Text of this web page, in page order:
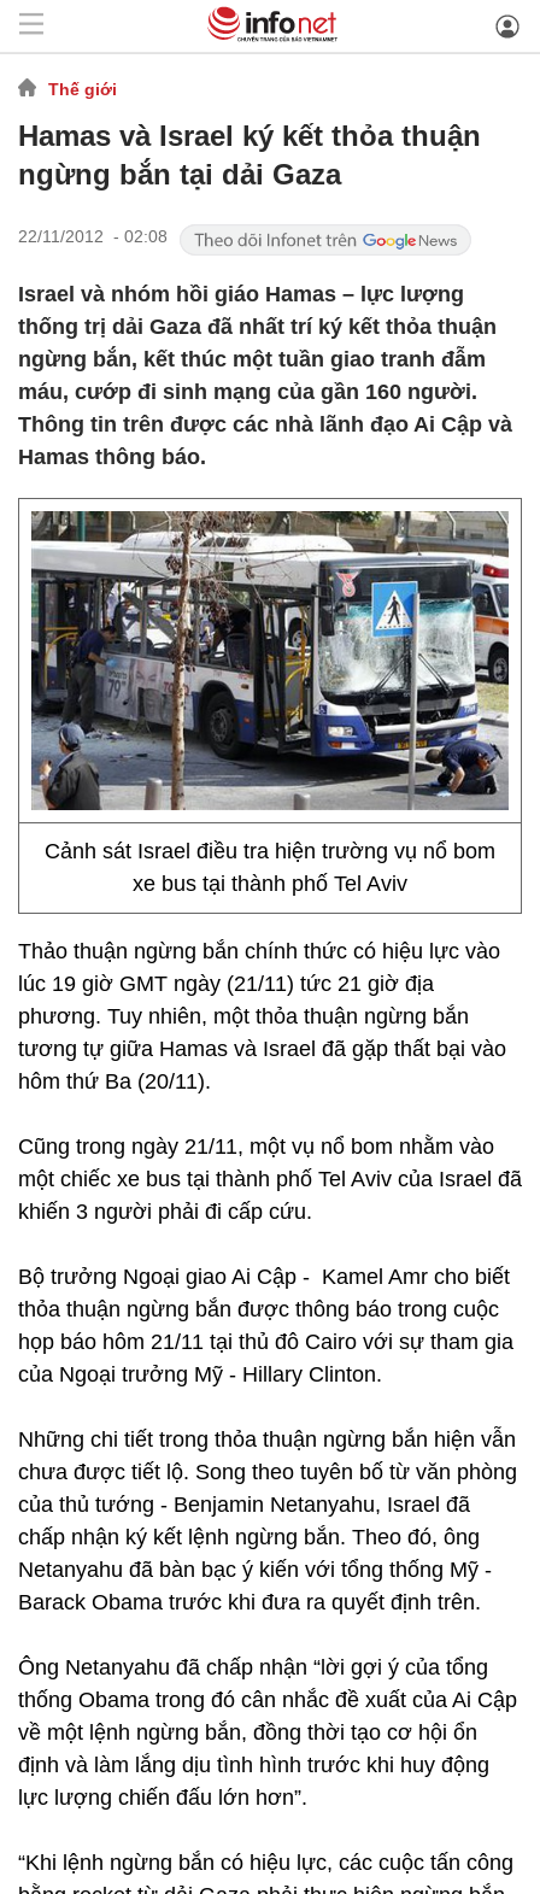
Thế giới
Hamas và Israel ký kết thỏa thuận
ngừng bắn tại dải Gaza
22/11/2012 - 02:08
Israel và nhóm hồi giáo Hamas – lực lượng
thống trị dải Gaza đã nhất trí ký kết thỏa thuận
ngừng bắn, kết thúc một tuần giao tranh đẫm
máu, cướp đi sinh mạng của gần 160 người.
Thông tin trên được các nhà lãnh đạo Ai Cập và
Hamas thông báo.
Cảnh sát Israel điều tra hiện trường vụ nổ bom
xe bus tại thành phố Tel Aviv
Thảo thuận ngừng bắn chính thức có hiệu lực vào
lúc 19 giờ GMT ngày (21/11) tức 21 giờ địa
phương. Tuy nhiên, một thỏa thuận ngừng bắn
tương tự giữa Hamas và Israel đã gặp thất bại vào
hôm thứ Ba (20/11).
Cũng trong ngày 21/11, một vụ nổ bom nhằm vào
một chiếc xe bus tại thành phố Tel Aviv của Israel đã
khiến 3 người phải đi cấp cứu.
Bộ trưởng Ngoại giao Ai Cập - Kamel Amr cho biết
thỏa thuận ngừng bắn được thông báo trong cuộc
họp báo hôm 21/11 tại thủ đô Cairo với sự tham gia
của Ngoại trưởng Mỹ - Hillary Clinton.
Những chi tiết trong thỏa thuận ngừng bắn hiện vẫn
chưa được tiết lộ. Song theo tuyên bố từ văn phòng
của thủ tướng - Benjamin Netanyahu, Israel đã
chấp nhận ký kết lệnh ngừng bắn. Theo đó, ông
Netanyahu đã bàn bạc ý kiến với tổng thống Mỹ -
Barack Obama trước khi đưa ra quyết định trên.
Ông Netanyahu đã chấp nhận “lời gợi ý của tổng
thống Obama trong đó cân nhắc đề xuất của Ai Cập
về một lệnh ngừng bắn, đồng thời tạo cơ hội ổn
định và làm lắng dịu tình hình trước khi huy động
lực lượng chiến đấu lớn hơn”.
“Khi lệnh ngừng bắn có hiệu lực, các cuộc tấn công